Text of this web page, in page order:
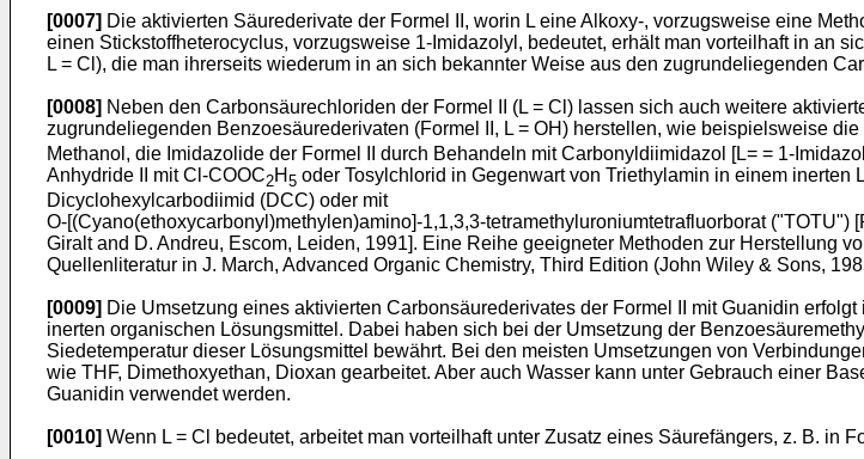
[0007] Die aktivierten Säurederivate der Formel II, worin L eine Alkoxy-, vorzugsweise eine
einen Stickstoffheterocyclus, vorzugsweise 1-Imidazolyl, bedeutet, erhält man vorteilhaft in an
L = Cl), die man ihrerseits wiederum in an sich bekannter Weise aus den zugrundeliegenden
[0008] Neben den Carbonsäurechloriden der Formel II (L = Cl) lassen sich auch weitere
zugrundeliegenden Benzoesäurederivaten (Formel II, L = OH) herstellen, wie beispielsweise die
Methanol, die Imidazolide der Formel II durch Behandeln mit Carbonyldiimidazol [L= = 1-
Anhydride II mit Cl-COOC2H 5 oder Tosylchlorid in Gegenwart von Triethylamin in einem
Dicyclohexylcarbodiimid (DCC) oder mit
O-[(Cyano(ethoxycarbonyl)methylen)amino]-1,1,3,3-tetramethyluroniumtetrafluorborat
Giralt and D. Andreu, Escom, Leiden, 1991]. Eine Reihe geeigneter Methoden zur Herstellung
Quellenliteratur in J. March, Advanced Organic Chemistry, Third Edition (John Wiley & Sons,
[0009] Die Umsetzung eines aktivierten Carbonsäurederivates der Formel II mit Guanidin
inerten organischen Lösungsmittel. Dabei haben sich bei der Umsetzung der
Siedetemperatur dieser Lösungsmittel bewährt. Bei den meisten Umsetzungen von
wie THF, Dimethoxyethan, Dioxan gearbeitet. Aber auch Wasser kann unter Gebrauch einer
Guanidin verwendet werden.
[0010] Wenn L = Cl bedeutet, arbeitet man vorteilhaft unter Zusatz eines Säurefängers, z. B. in